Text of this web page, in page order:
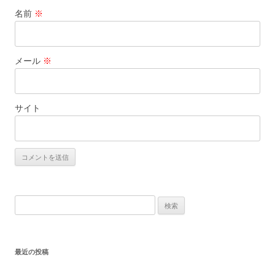
名前 ※
メール ※
サイト
索:
最近の投稿